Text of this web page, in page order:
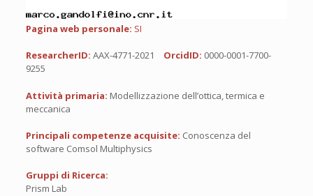
Pagina web personale: SI
ResearcherID: AAX-4771-2021 OrcidID: 0000-0001-7700-
9255
Attività primaria: Modellizzazione dell’ottica, termica e
meccanica
Principali competenze acquisite: Conoscenza del
software Comsol Multiphysics
Gruppi di Ricerca:
Prism Lab